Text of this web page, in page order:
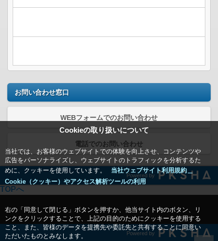
Cookieの取り扱いについて
当社では、お客様のウェブサイトでの体験を向上させ、コンテンツや
広告をパーソナライズし、ウェブサイトのトラフィックを分析するた
めに、クッキーを使用しています。
当社ウェブサイト利用規約＿
Cookie（クッキー）やアクセス解析ツールの利用
右の「同意して閉じる」ボタンを押すか、他当サイト内のボタン、リ
ンクをクリックすることで、上記の目的のためにクッキーを使用する
こと、また、皆様のデータを提携先や委託先と共有することに同意い
ただいたものとみなします。
お問い合わせ窓口
WEBフォームでのお問い合わせ
電話でのお問い合わせ
Powered by
TOPへ
Powered by